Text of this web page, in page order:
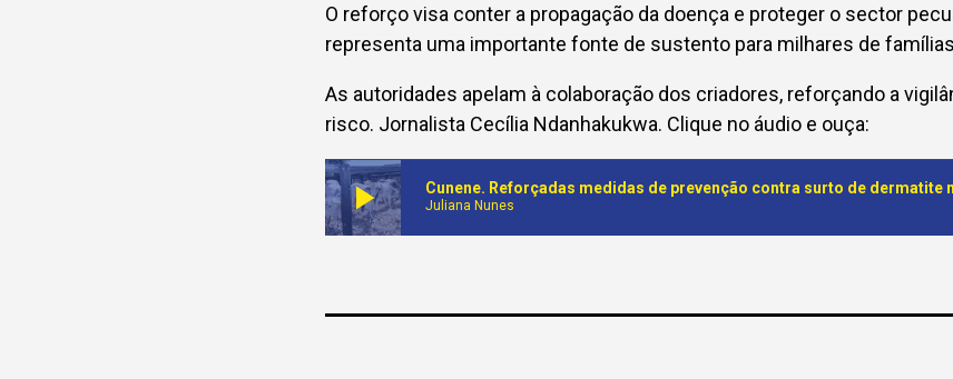
O reforço visa conter a propagação da doença e proteger o sector
representa uma importante fonte de sustento para milhares de
As autoridades apelam à colaboração dos criadores, reforçando a
risco. Jornalista Cecília Ndanhakukwa. Clique no áudio e ouça:
play_arrow Juliana Nunes